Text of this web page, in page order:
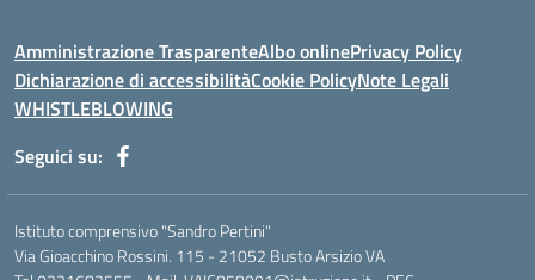
Amministrazione TrasparenteAlbo onlinePrivacy Policy
Dichiarazione di accessibilitàCookie PolicyNote Legali
WHISTLEBLOWING
Seguici su:
Istituto comprensivo "Sandro Pertini"
Via Gioacchino Rossini. 115 - 21052 Busto Arsizio VA